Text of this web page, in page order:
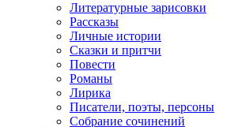
Литературные зарисовки
Рассказы
Личные истории
Сказки и притчи
Повести
Романы
Лирика
Писатели, поэты, персоны
Собрание сочинений